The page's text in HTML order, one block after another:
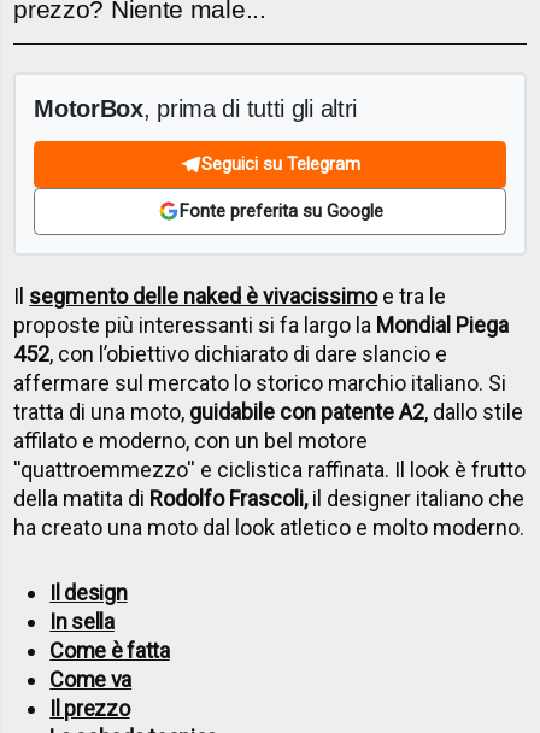
prezzo? Niente male...
MotorBox, prima di tutti gli altri
Seguici su Telegram
Fonte preferita su Google
Il segmento delle naked è vivacissimoe tra le
proposte più interessanti si fa largo la Mondial Piega
452, con l’obiettivo dichiarato di dare slancio e
affermare sul mercato lo storico marchio italiano. Si
tratta di una moto, guidabile con patente A2, dallo stile
affilato e moderno, con un bel motore
''quattroemmezzo'' e ciclistica raffinata. Il look è frutto
della matita di Rodolfo Frascoli,il designer italiano che
ha creato una moto dal look atletico e molto moderno.
Il design
In sella
Come è fatta
Come va
Il prezzo